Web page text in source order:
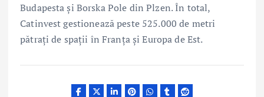
Budapesta și Borska Pole din Plzen. În total,
Catinvest gestionează peste 525.000 de metri
pătrați de spații în Franța și Europa de Est.